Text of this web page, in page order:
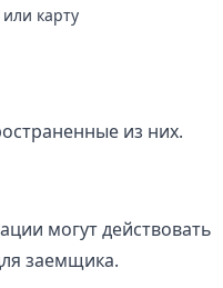
карту
из них.
могут действовать
заемщика.